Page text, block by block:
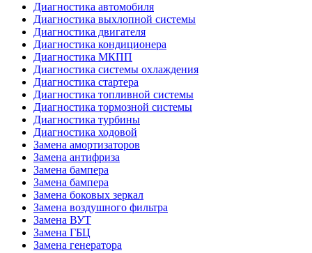
Диагностика автомобиля
Диагностика выхлопной системы
Диагностика двигателя
Диагностика кондиционера
Диагностика МКПП
Диагностика системы охлаждения
Диагностика стартера
Диагностика топливной системы
Диагностика тормозной системы
Диагностика турбины
Диагностика ходовой
Замена амортизаторов
Замена антифриза
Замена бампера
Замена бампера
Замена боковых зеркал
Замена воздушного фильтра
Замена ВУТ
Замена ГБЦ
Замена генератора